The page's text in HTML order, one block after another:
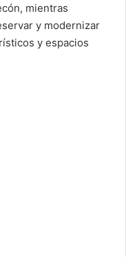
mientras
y modernizar
y espacios